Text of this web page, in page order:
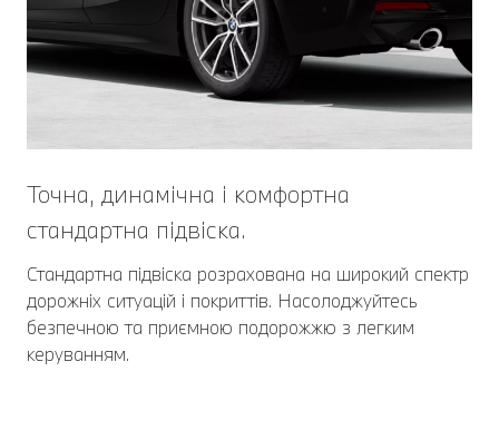
Точна, динамічна і комфортна
стандартна підвіска.
Стандартна підвіска розрахована на широкий cпектр
дорожніх ситуацій і покриттів. Насолоджуйтесь
безпечною та приємною подорожжю з легким
керуванням.